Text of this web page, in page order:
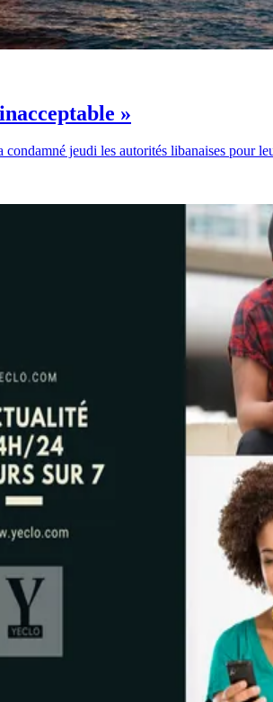
»
jeudi les autorités libanaises pour